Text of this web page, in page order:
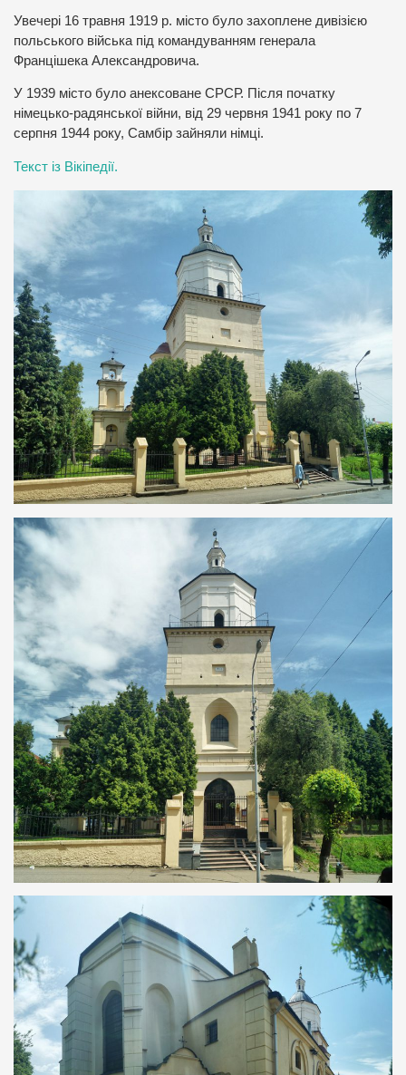
Увечері 16 травня 1919 р. місто було захоплене дивізією
польського війська під командуванням генерала
Францішека Александровича.
У 1939 місто було анексоване СРСР. Після початку
німецько-радянської війни, від 29 червня 1941 року по 7
серпня 1944 року, Самбір зайняли німці.
Текст із Вікіпедії.